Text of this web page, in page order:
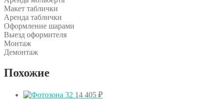
Макет таблички
Аренда таблички
Оформление шарами
Выезд оформителя
Монтаж
Демонтаж
Похожие
14 405 ₽